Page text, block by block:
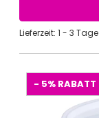
Lieferzeit: 1 - 3 Tage
- 5% RABATT